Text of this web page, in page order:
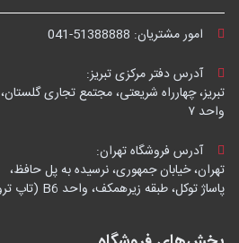
امور مشتریان: 041-51388888
آدرس دفتر مرکزی تبریز:
تبریز، چهارراه شریعتی، مجتمع تجاری گلستان،
واحد ۷
آدرس فروشگاه تهران:
تهران، خیابان جمهوری، نرسیده به پل حافظ،
پاساژ توکل، طبقه زیرهمکف، واحد B6 (تاپ ترونیک)